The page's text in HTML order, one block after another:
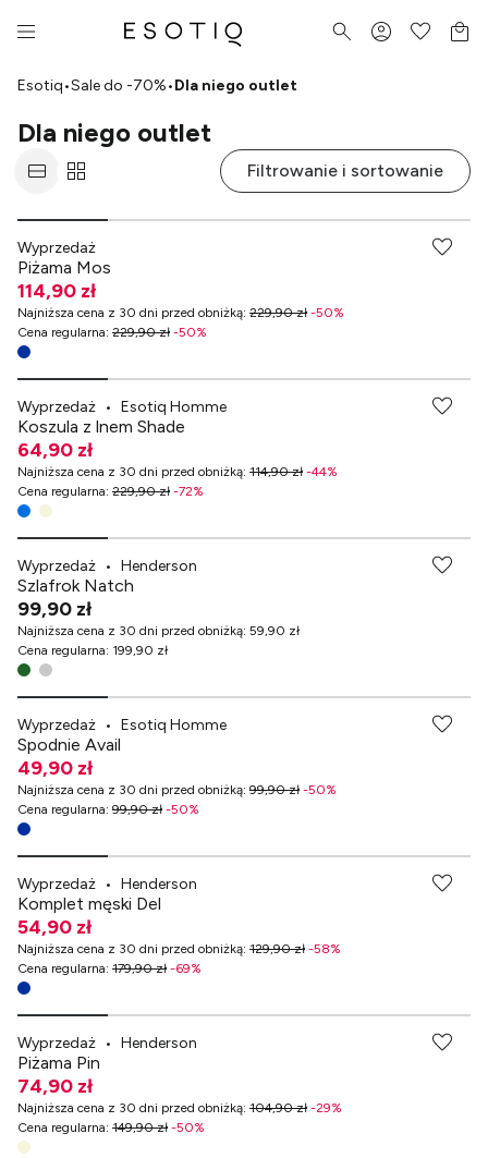
Esotiq•Sale do -70%•Dla niego outlet
Dla niego outlet
Filtrowanie i sortowanie
Wyprzedaż
Piżama Mos
114,90 zł
Najniższa cena z 30 dni przed obniżką: 229,90 zł -50%
Cena regularna: 229,90 zł -50%
Wyprzedaż • Esotiq Homme
Koszula z lnem Shade
64,90 zł
Najniższa cena z 30 dni przed obniżką: 114,90 zł -44%
Cena regularna: 229,90 zł -72%
Wyprzedaż • Henderson
Szlafrok Natch
99,90 zł
Najniższa cena z 30 dni przed obniżką: 59,90 zł
Cena regularna: 199,90 zł
-70% przy zakupach za min. 349 zł
Wyprzedaż • Esotiq Homme
Spodnie Avail
49,90 zł
Najniższa cena z 30 dni przed obniżką: 99,90 zł -50%
Cena regularna: 99,90 zł -50%
Wyprzedaż • Henderson
Komplet męski Del
54,90 zł
Najniższa cena z 30 dni przed obniżką: 129,90 zł -58%
Cena regularna: 179,90 zł -69%
Wyprzedaż • Henderson
Piżama Pin
74,90 zł
Najniższa cena z 30 dni przed obniżką: 104,90 zł -29%
Cena regularna: 149,90 zł -50%